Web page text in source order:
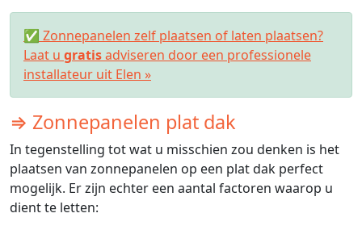
✅ Zonnepanelen zelf plaatsen of laten plaatsen?
Laat u gratisadviseren door een professionele
installateur uit Elen »
⇒ Zonnepanelen plat dak
In tegenstelling tot wat u misschien zou denken is het
plaatsen van zonnepanelen op een plat dak perfect
mogelijk. Er zijn echter een aantal factoren waarop u
dient te letten: